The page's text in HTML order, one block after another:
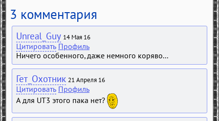
3 комментария
Unreal_Guy 14 Мая 16
Цитировать Профиль
Ничего особенного, даже немного коряво...
Гет_Охотник 21 Апреля 16
Цитировать Профиль
А для UT3 этого пака нет?